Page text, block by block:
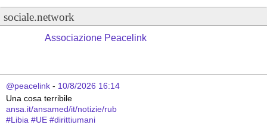
sociale.network
Associazione Peacelink
@peacelink - 10/8/2026 16:14
Una cosa terribile
ansa.it/ansamed/it/notizie/rub
#Libia #UE #dirittiumani